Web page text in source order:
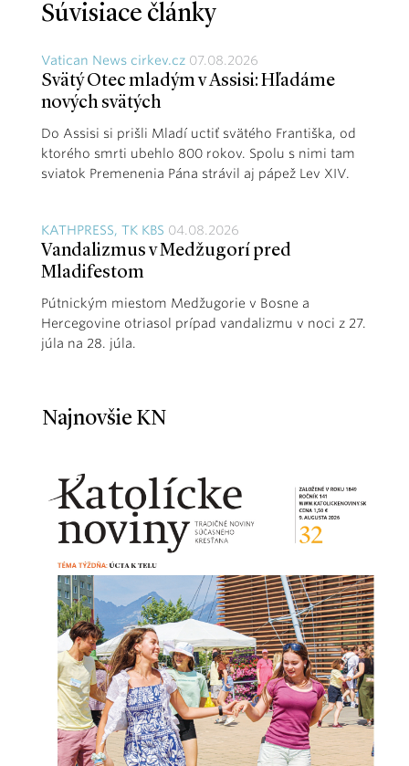
Súvisiace články
Vatican News cirkev.cz 07.08.2026
Svätý Otec mladým v Assisi: Hľadáme
nových svätých
Do Assisi si prišli Mladí uctiť svätého Františka, od
ktorého smrti ubehlo 800 rokov. Spolu s nimi tam
sviatok Premenenia Pána strávil aj pápež Lev XIV.
KATHPRESS, TK KBS 04.08.2026
Vandalizmus v Medžugorí pred
Mladifestom
Pútnickým miestom Medžugorie v Bosne a
Hercegovine otriasol prípad vandalizmu v noci z 27.
júla na 28. júla.
Najnovšie KN